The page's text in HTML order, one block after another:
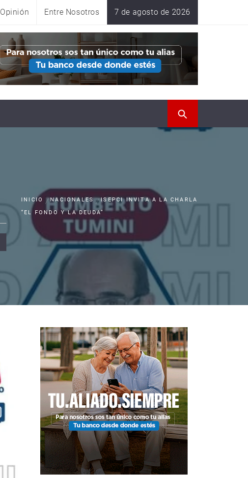
Opinión Entre Nosotros 7 de agosto de 2026
INICIO NACIONALES
ISEPCI INVITA A LA CHARLA
“EL FONDO Y LA DEUDA”